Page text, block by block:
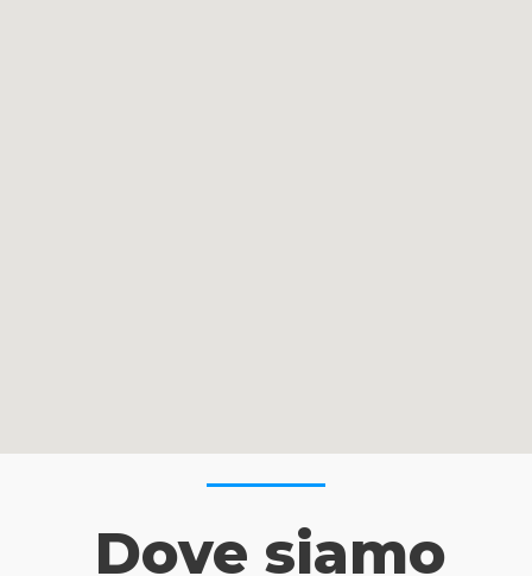
Dove siamo